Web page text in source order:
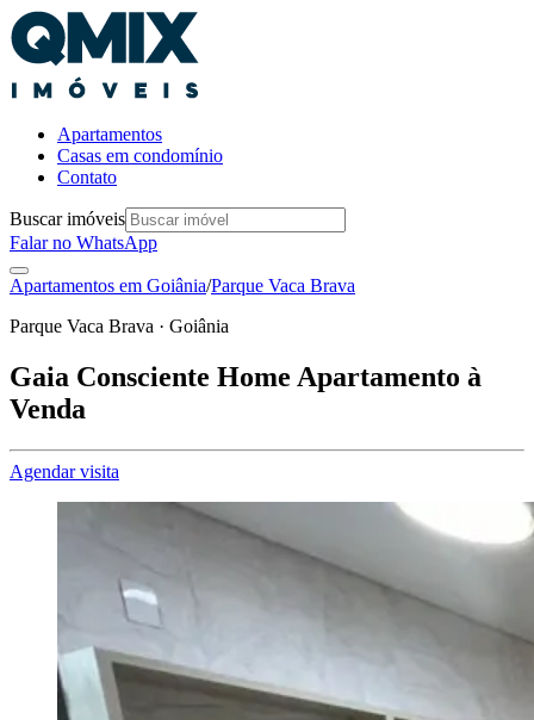
Apartamentos
Casas em condomínio
Contato
Buscar imóveis
Falar no WhatsApp
Apartamentos em Goiânia/Parque Vaca Brava
Parque Vaca Brava · Goiânia
Gaia Consciente Home Apartamento à
Venda
Agendar visita